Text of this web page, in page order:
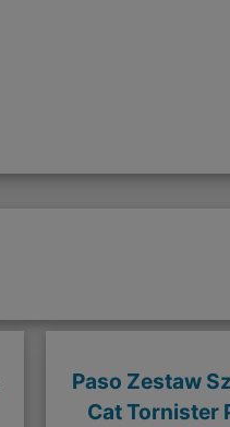
Paso Zestaw
Cat Tornister